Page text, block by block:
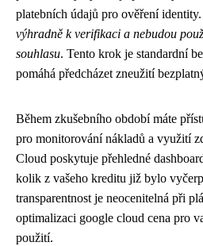
platebních údajů pro ověření identity.
výhradně k verifikaci a nebudou
souhlasu. Tento krok je standardní
pomáhá předcházet zneužití
Během zkušebního období máte
pro monitorování nákladů a využití
Cloud poskytuje přehledné
kolik z vašeho kreditu již bylo
transparentnost je neocenitelná při
optimalizaci google cloud cena pro
použití.